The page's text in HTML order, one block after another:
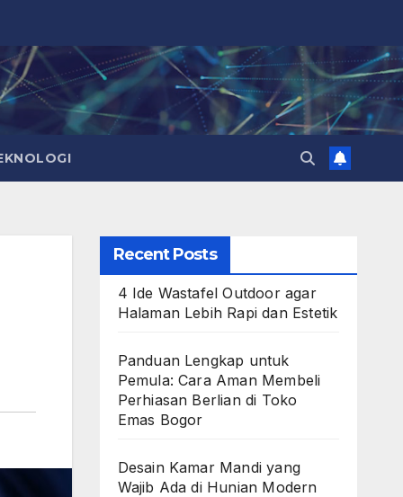
Recent Posts
4 Ide Wastafel Outdoor agar
Halaman Lebih Rapi dan Estetik
Panduan Lengkap untuk
Pemula: Cara Aman Membeli
Perhiasan Berlian di Toko
Emas Bogor
Desain Kamar Mandi yang
Wajib Ada di Hunian Modern